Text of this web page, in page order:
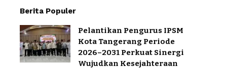
Berita Populer
Pelantikan Pengurus IPSM
Kota Tangerang Periode
2026–2031 Perkuat Sinergi
Wujudkan Kesejahteraan